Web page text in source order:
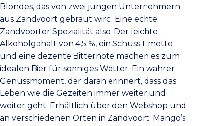
Blondes, das von zwei jungen Unternehmern
aus Zandvoort gebraut wird. Eine echte
Zandvoorter Spezialität also. Der leichte
Alkoholgehalt von 4,5 %, ein Schuss Limette
und eine dezente Bitternote machen es zum
idealen Bier für sonniges Wetter. Ein wahrer
Genussmoment, der daran erinnert, dass das
Leben wie die Gezeiten immer weiter und
weiter geht. Erhältlich über den Webshop und
an verschiedenen Orten in Zandvoort: Mango’s